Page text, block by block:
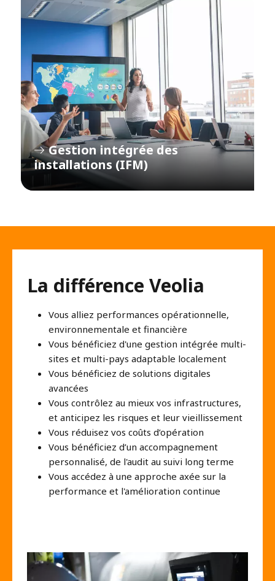
Gestion intégrée des
installations (IFM)
La différence Veolia
Vous alliez performances opérationnelle,
environnementale et financière
Vous bénéficiez d'une gestion intégrée multi-
sites et multi-pays adaptable localement
Vous bénéficiez de solutions digitales
avancées
Vous contrôlez au mieux vos infrastructures,
et anticipez les risques et leur vieillissement
Vous réduisez vos coûts d’opération
Vous bénéficiez d’un accompagnement
personnalisé, de l'audit au suivi long terme
Vous accédez à une approche axée sur la
performance et l'amélioration continue